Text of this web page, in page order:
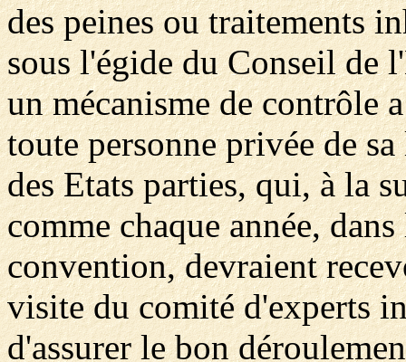
des peines ou traitements
sous l'égide du Conseil de
un mécanisme de contrôle
toute personne privée de
des Etats parties, qui, à la
comme chaque année,
convention, devraient
visite du comité d'experts
d'assurer le bon